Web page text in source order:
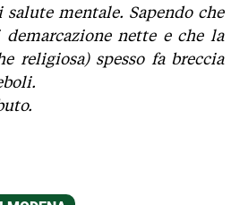
mentale. Sapendo che
nette e che la
religiosa) spesso fa breccia